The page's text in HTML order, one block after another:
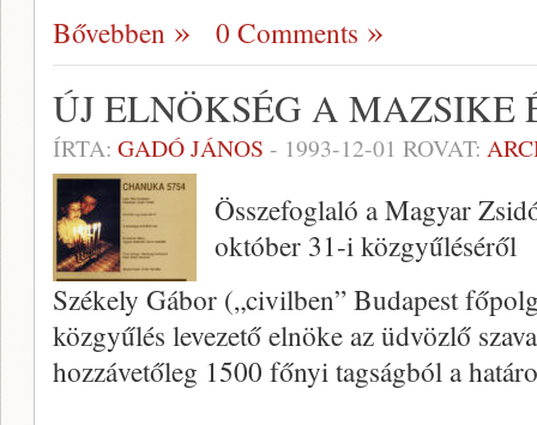
Bővebben 0 Comments
ÚJ ELNÖKSÉG A MAZSIKE
ÍRTA: GADÓ JÁNOS - 1993-12-01 ROVAT:
Összefoglaló a Magyar
október 31-i közgyűléséről
Székely Gábor („civilben” Budapest
közgyűlés levezető elnöke az üdvözlő
hozzávetőleg 1500 főnyi tagságból a